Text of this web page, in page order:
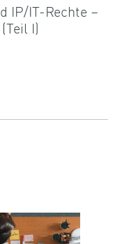
IP/IT-Rechte –
I)